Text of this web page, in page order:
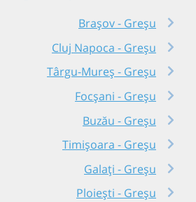
Brașov - Greșu
Cluj Napoca - Greșu
Târgu-Mureș - Greșu
Focșani - Greșu
Buzău - Greșu
Timișoara - Greșu
Galați - Greșu
Ploiești - Greșu